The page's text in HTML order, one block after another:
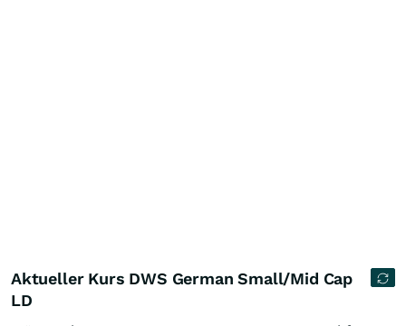
Aktueller Kurs DWS German Small/Mid Cap
LD